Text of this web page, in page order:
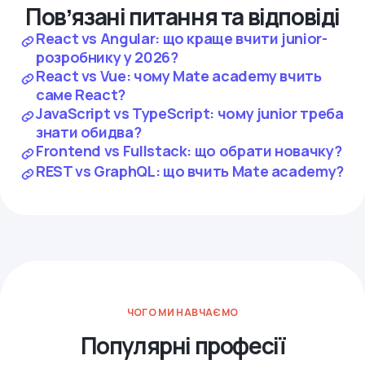
Повʼязані питання та відповіді
React vs Angular: що краще вчити junior-
розробнику у 2026?
React vs Vue: чому Mate academy вчить
саме React?
JavaScript vs TypeScript: чому junior треба
знати обидва?
Frontend vs Fullstack: що обрати новачку?
REST vs GraphQL: що вчить Mate academy?
ЧОГО МИ НАВЧАЄМО
Популярні професії